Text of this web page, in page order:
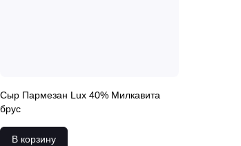
Сыр Пармезан Lux 40% Милкавита
брус
В корзину